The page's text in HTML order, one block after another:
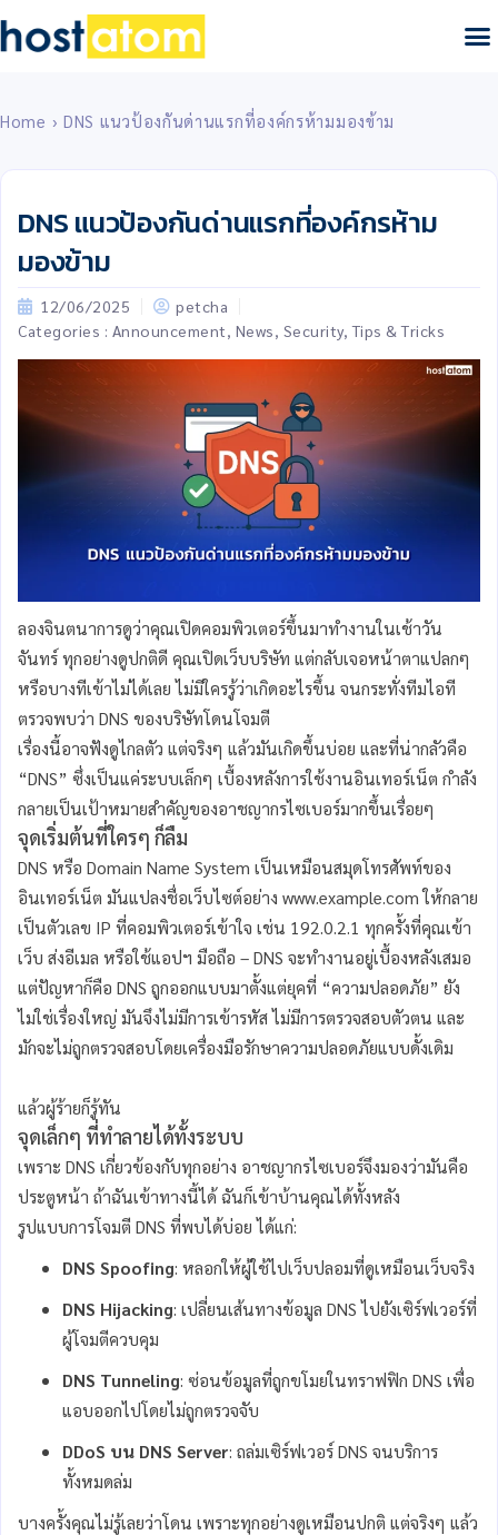
Home › DNS แนวป้องกันด่านแรกที่องค์กรห้ามมองข้าม
DNS แนวป้องกันด่านแรกที่องค์กรห้าม
มองข้าม
12/06/2025
petcha
Categories : Announcement, News, Security,Tips & Tricks
ลองจินตนาการดูว่าคุณเปิดคอมพิวเตอร์ขึ้นมาทำงานในเช้าวัน
จันทร์ ทุกอย่างดูปกติดี คุณเปิดเว็บบริษัท แต่กลับเจอหน้าตาแปลกๆ
หรือบางทีเข้าไม่ได้เลย ไม่มีใครรู้ว่าเกิดอะไรขึ้น จนกระทั่งทีมไอที
ตรวจพบว่า DNS ของบริษัทโดนโจมตี
เรื่องนี้อาจฟังดูไกลตัว แต่จริงๆ แล้วมันเกิดขึ้นบ่อย และที่น่ากลัวคือ
“DNS” ซึ่งเป็นแค่ระบบเล็กๆ เบื้องหลังการใช้งานอินเทอร์เน็ต กำลัง
กลายเป็นเป้าหมายสำคัญของอาชญากรไซเบอร์มากขึ้นเรื่อยๆ
จุดเริ่มต้นที่ใครๆ ก็ลืม
DNS หรือ Domain Name System เป็นเหมือนสมุดโทรศัพท์ของ
อินเทอร์เน็ต มันแปลงชื่อเว็บไซต์อย่าง www.example.comให้กลาย
เป็นตัวเลข IP ที่คอมพิวเตอร์เข้าใจ เช่น 192.0.2.1 ทุกครั้งที่คุณเข้า
เว็บ ส่งอีเมล หรือใช้แอปฯ มือถือ – DNS จะทำงานอยู่เบื้องหลังเสมอ
แต่ปัญหาก็คือ DNS ถูกออกแบบมาตั้งแต่ยุคที่ “ความปลอดภัย” ยัง
ไม่ใช่เรื่องใหญ่ มันจึงไม่มีการเข้ารหัส ไม่มีการตรวจสอบตัวตน และ
มักจะไม่ถูกตรวจสอบโดยเครื่องมือรักษาความปลอดภัยแบบดั้งเดิม
แล้วผู้ร้ายก็รู้ทัน
จุดเล็กๆ ที่ทำลายได้ทั้งระบบ
เพราะ DNS เกี่ยวข้องกับทุกอย่าง อาชญากรไซเบอร์จึงมองว่ามันคือ
ประตูหน้า ถ้าฉันเข้าทางนี้ได้ ฉันก็เข้าบ้านคุณได้ทั้งหลัง
รูปแบบการโจมตี DNS ที่พบได้บ่อย ได้แก่:
DNS Spoofing: หลอกให้ผู้ใช้ไปเว็บปลอมที่ดูเหมือนเว็บจริง
DNS Hijacking: เปลี่ยนเส้นทางข้อมูล DNS ไปยังเซิร์ฟเวอร์ที่
ผู้โจมตีควบคุม
DNS Tunneling: ซ่อนข้อมูลที่ถูกขโมยในทราฟฟิก DNS เพื่อ
แอบออกไปโดยไม่ถูกตรวจจับ
DDoS บน DNS Server: ถล่มเซิร์ฟเวอร์ DNS จนบริการ
ทั้งหมดล่ม
บางครั้งคุณไม่รู้เลยว่าโดน เพราะทุกอย่างดูเหมือนปกติ แต่จริงๆ แล้ว